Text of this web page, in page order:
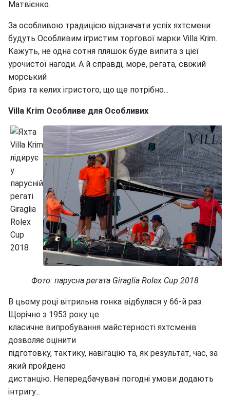
Матвієнко.
За особливою традицією відзначати успіх яхтсмени
будуть Особливим ігристим торгової марки Villa Krim.
Кажуть, не одна сотня пляшок буде випита з цієї
урочистої нагоди. А й справді, море, регата, свіжий
морський
бриз та келих ігристого, що ще потрібно...
Villa Krim Особливе для Особливих
Фото: парусна регата Giraglia Rolex Cup 2018
В цьому році вітрильна гонка відбулася у 66-й раз.
Щорічно з 1953 року це
класичне випробування майстерності яхтсменів
дозволяє оцінити
підготовку, тактику, навігацію та, як результат, час, за
який пройдено
дистанцію. Непередбачувані погодні умови додають
інтригу...